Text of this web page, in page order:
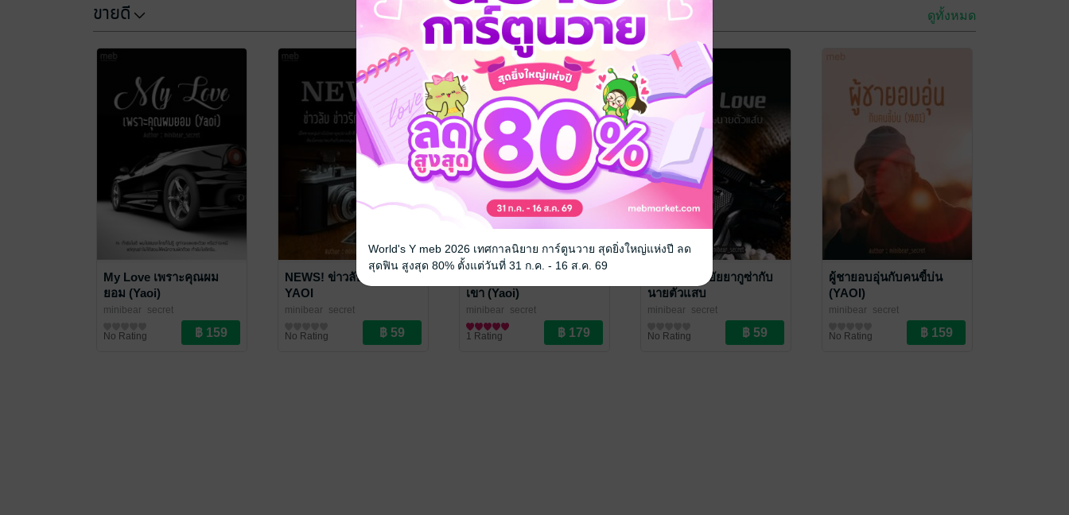
ขายดี ดูทั้งหมด
My Love เพราะคุณผม
ยอม (Yaoi)
minibear_secret
นิยายวาย Boy Love / Yaoi
No Rating
NEWS! ข่าวลับ ข่าวรัก
YAOI
minibear_secret
นิยายวาย Boy Love / Yaoi
No Rating
เขา (Yaoi)
minibear_secret
นิยายวาย Boy Love / Yaoi
1 Rating
Click Love ยัยยากูซ่ากับ
นายตัวแสบ
minibear_secret
No Rating
ผู้ชายอบอุ่นกับคนขี้บ่น
(YAOI)
minibear_secret
นิยายวาย Boy Love / Yaoi
No Rating
World's Y meb 2026 เทศกาลนิยาย การ์ตูนวาย สุดยิ่งใหญ่แห่งปี ลด
สุดฟิน สูงสุด 80% ตั้งแต่วันที่ 31 ก.ค. - 16 ส.ค. 69